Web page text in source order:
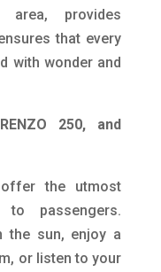
provides
that every
with wonder and
250, and
the utmost
to passengers.
the sun, enjoy a
or listen to your